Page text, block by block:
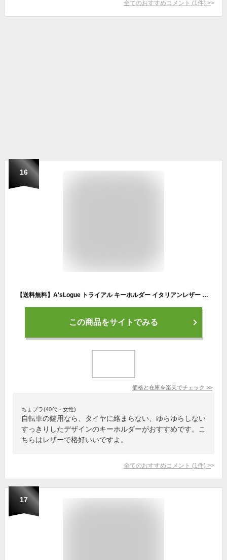
全てのおすすめコメント (1 件) >
16
【送料無料】A'sLogue トライアル キーホルダー イタリアンレザー 全8色 本革 テンペスティ テキサス
この商品をサイトでみる
価格と在庫を楽天でチェック >>
ちょプラ(40代・女性)
自転車の鍵用なら、タイヤに絡まらない、ゆらゆらしない
すっきりしたデザインのキーホルダーがおすすめです。こ
ちらはレザーで格好いいですよ。
全てのおすすめコメント (1 件) >
17